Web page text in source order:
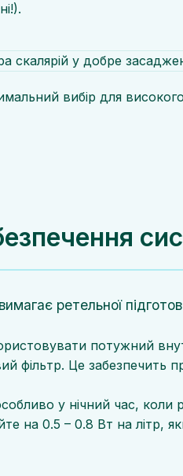
вибір для
ретельної
потужний
фільтр. Це забезпечить
у нічний час, коли
на 0.5 – 0.8 Вт на літр,